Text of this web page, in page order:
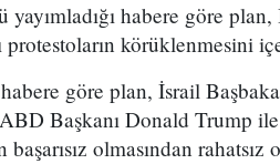
habere göre plan,
protestoların körüklenmesini
göre plan, İsrail
Başkanı Donald Trump
olmasından